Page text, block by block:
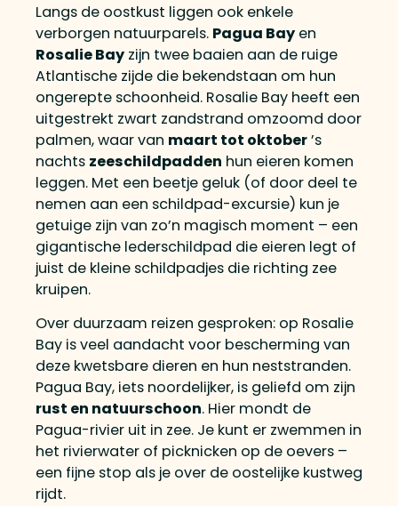
Langs de oostkust liggen ook enkele
verborgen natuurparels. Pagua Bay en
Rosalie Bay zijn twee baaien aan de ruige
Atlantische zijde die bekendstaan om hun
ongerepte schoonheid. Rosalie Bay heeft een
uitgestrekt zwart zandstrand omzoomd door
palmen, waar van maart tot oktober’s
nachts zeeschildpadden hun eieren komen
leggen. Met een beetje geluk (of door deel te
nemen aan een schildpad-excursie) kun je
getuige zijn van zo’n magisch moment – een
gigantische lederschildpad die eieren legt of
juist de kleine schildpadjes die richting zee
kruipen.
Over duurzaam reizen gesproken: op Rosalie
Bay is veel aandacht voor bescherming van
deze kwetsbare dieren en hun neststranden.
Pagua Bay, iets noordelijker, is geliefd om zijn
rust en natuurschoon. Hier mondt de
Pagua-rivier uit in zee. Je kunt er zwemmen in
het rivierwater of picknicken op de oevers –
een fijne stop als je over de oostelijke kustweg
rijdt.